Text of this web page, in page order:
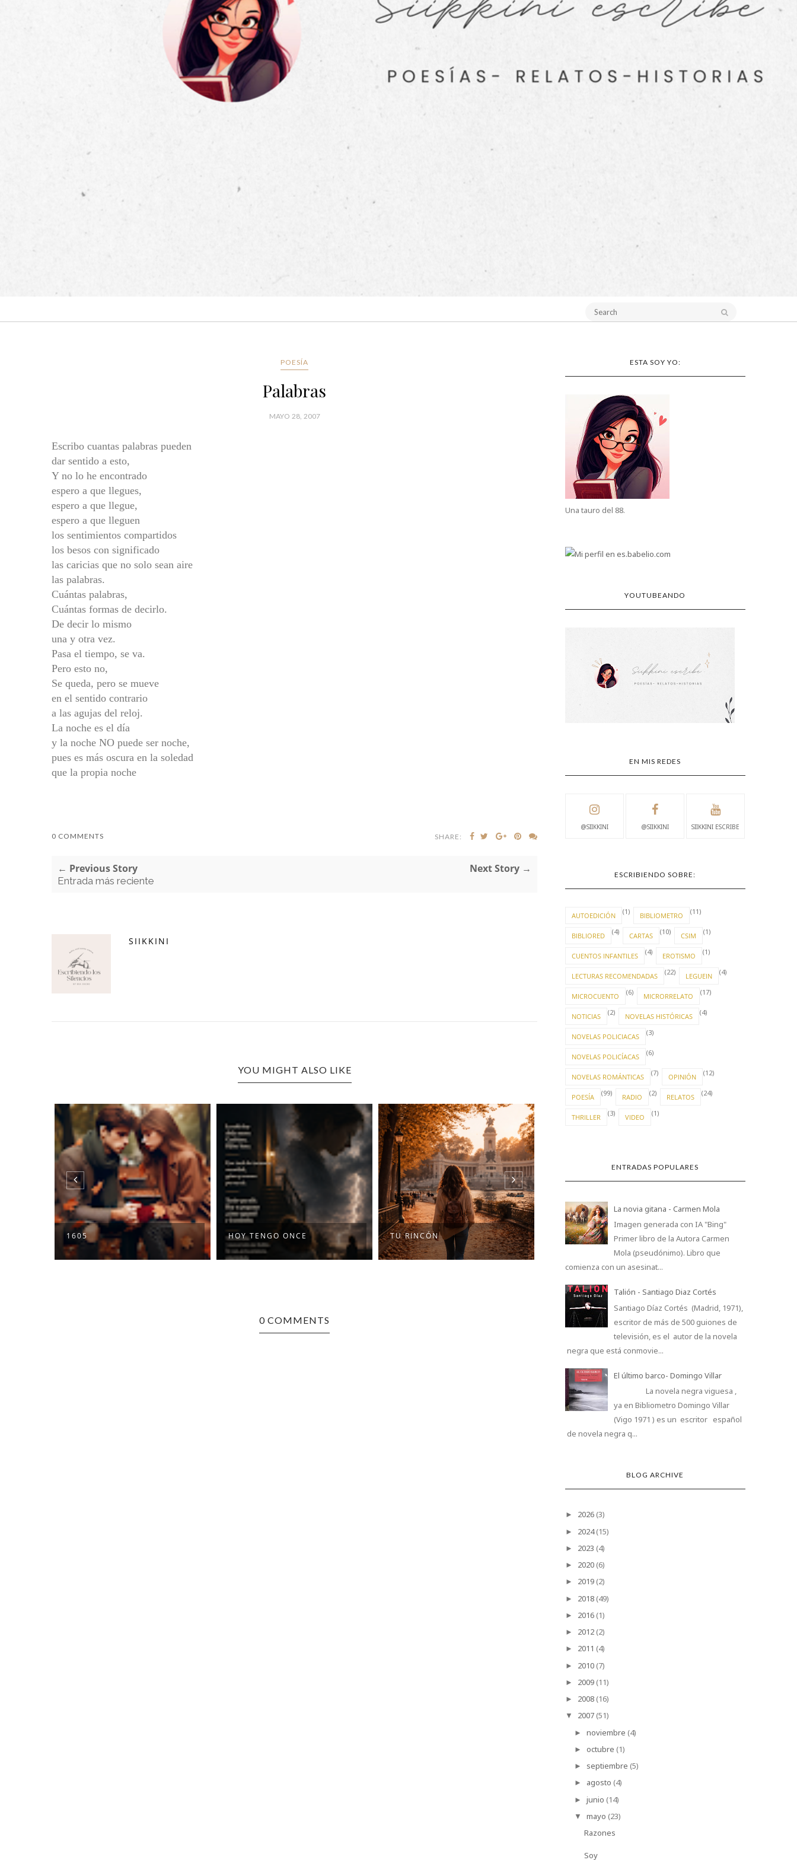
POESÍA
Palabras
MAYO 28, 2007
Escribo cuantas palabras pueden
dar sentido a esto,
Y no lo he encontrado
espero a que llegues,
espero a que llegue,
espero a que lleguen
los sentimientos compartidos
los besos con significado
las caricias que no solo sean aire
las palabras.
Cuántas palabras,
Cuántas formas de decirlo.
De decir lo mismo
una y otra vez.
Pasa el tiempo, se va.
Pero esto no,
Se queda, pero se mueve
en el sentido contrario
a las agujas del reloj.
La noche es el día
y la noche NO puede ser noche,
pues es más oscura en la soledad
que la propia noche
0 COMMENTS SHARE:
← Previous Story
Entrada más reciente
Next Story →
SIIKKINI
YOU MIGHT ALSO LIKE
1605 HOY TENGO ONCE TU RINCÓN UN MAR INFINITO NADIE SABE
0 COMMENTS
ESTA SOY YO:
Una tauro del 88.
YOUTUBEANDO
EN MIS REDES
@SIIKKINI @SIIKKINI SIIKKINI ESCRIBE
ESCRIBIENDO SOBRE:
AUTOEDICIÓN (1) BIBLIOMETRO (11)
BIBLIORED (4) CARTAS (10) CSIM (1)
CUENTOS INFANTILES (4) EROTISMO (1)
LECTURAS RECOMENDADAS (22) LEGUEIN (4)
MICROCUENTO (6) MICRORRELATO (17)
NOTICIAS (2) NOVELAS HISTÓRICAS (4)
NOVELAS POLICIACAS (3)
NOVELAS POLICÍACAS (6)
NOVELAS ROMÁNTICAS (7) OPINIÓN (12)
POESÍA (99) RADIO (2) RELATOS (24)
THRILLER (3) VIDEO (1)
ENTRADAS POPULARES
La novia gitana - Carmen Mola
Imagen generada con IA "Bing"
Primer libro de la Autora Carmen
Mola (pseudónimo). Libro que
comienza con un asesinat...
Talión - Santiago Diaz Cortés
Santiago Díaz Cortés (Madrid, 1971),
escritor de más de 500 guiones de
televisión, es el autor de la novela
negra que está conmovie...
El último barco- Domingo Villar
La novela negra viguesa ,
ya en Bibliometro Domingo Villar
(Vigo 1971 ) es un escritor español
de novela negra q...
BLOG ARCHIVE
► 2026 (3)
► 2024 (15)
► 2023 (4)
► 2020 (6)
► 2019 (2)
► 2018 (49)
► 2016 (1)
► 2012 (2)
► 2011 (4)
► 2010 (7)
► 2009 (11)
► 2008 (16)
▼ 2007 (51)
►noviembre (4)
►octubre (1)
► septiembre (5)
► agosto (4)
►junio (14)
▼ mayo (23)
Razones
Soy